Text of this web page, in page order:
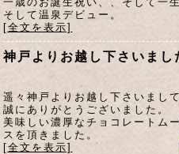
そして温泉デビュー。
[全文を表示]
神戸よりお越し下さいまし
遥々神戸よりお越し下さいまし
誠にありがとうございました。
美味しい濃厚なチョコレートム
スを頂きました。
[全文を表示]